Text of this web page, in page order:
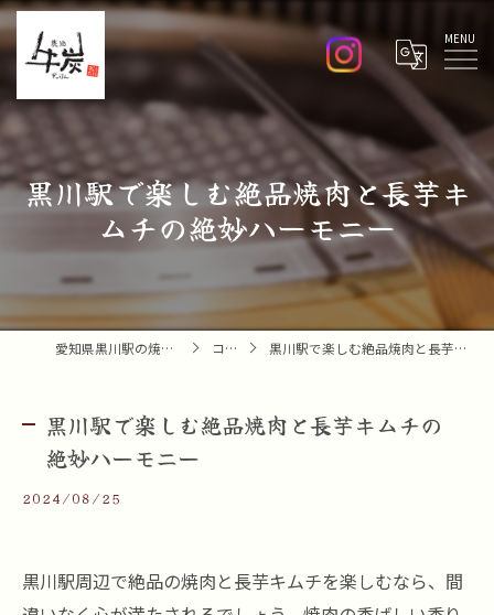
Menu
黒川駅で楽しむ絶品焼肉と長芋キ
ムチの絶妙ハーモニー
愛知県黒川駅の焼肉なら焼肉 牛炭 コラム 黒川駅で楽しむ絶品焼肉と長芋キムチの絶妙ハーモニー
黒川駅で楽しむ絶品焼肉と長芋キムチの
絶妙ハーモニー
2024/08/25
黒川駅周辺で絶品の焼肉と長芋キムチを楽しむなら、間